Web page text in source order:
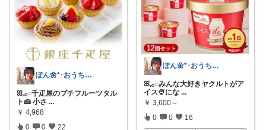
ぽん🌼*･おうちカフェꕤ︎︎·͜·☕
ꕤ𓈒𓂂◌千疋屋のプチフルーツタル
ト🍰 小さ ...
￥ 4,968
0 0 22
ぽん🌼*･おうちカフェꕤ︎︎·͜·☕
ꕤ𓈒𓂂◌みんな大好きヤクルトがア
イス🍨にな ...
￥ 3,600～
0 0 16